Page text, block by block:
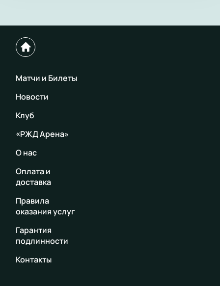
Матчи и Билеты
Новости
Клуб
«РЖД Арена»
О нас
Оплата и
доставка
Правила
оказания услуг
Гарантия
подлинности
Контакты